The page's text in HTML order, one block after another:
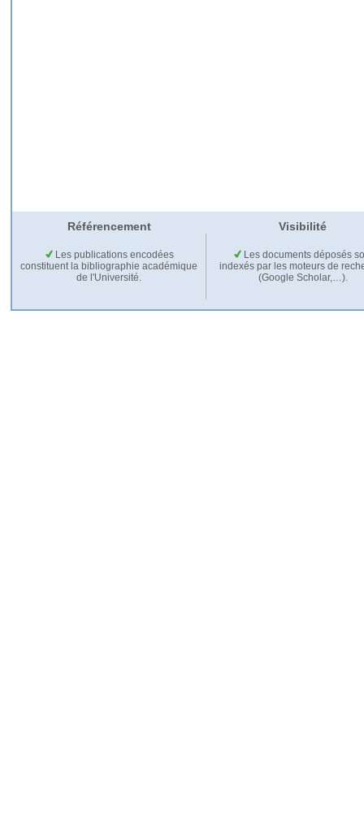
Référencement Visibilité
Les publications encodées
constituent la bibliographie académique
de l'Université.
Les documents déposés
indexés par les moteurs de
(Google Scholar,…).